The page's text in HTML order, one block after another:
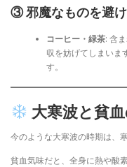
③ 邪魔なものを避
コーヒー・緑茶: 含
収を妨げてしまいま
す。
大寒波と貧
今のような大寒波の時期は、
貧血気味だと、全身に熱や酸